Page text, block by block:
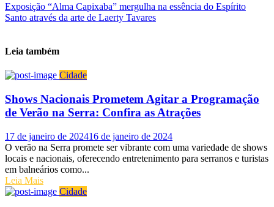
Exposição “Alma Capixaba” mergulha na essência do Espírito
Santo através da arte de Laerty Tavares
Leia também
Cidade
Shows Nacionais Prometem Agitar a Programação
de Verão na Serra: Confira as Atrações
Posted
on
17 de janeiro de 202416 de janeiro de 2024
O verão na Serra promete ser vibrante com uma variedade de shows
locais e nacionais, oferecendo entretenimento para serranos e turistas
em balneários como...
Leia Mais
Cidade